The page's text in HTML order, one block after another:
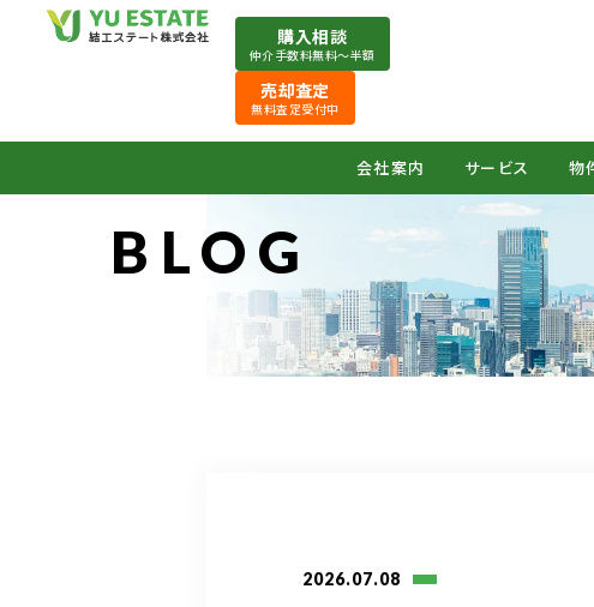
購入相談
仲介手数料無料〜半額
売却査定
無料査定受付中
会社案内 サービス 物
BLOG
2026.07.08